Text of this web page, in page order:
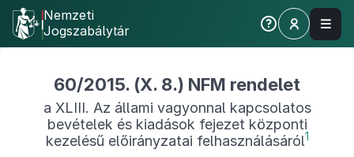
Nemzeti
Jogszabálytár
60/2015. (X. 8.) NFM rendelet
a XLIII. Az állami vagyonnal kapcsolatos
bevételek és kiadások fejezet központi
kezelésű előirányzatai felhasználásáról1